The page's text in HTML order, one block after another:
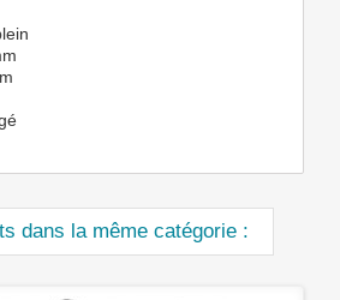
dans la même catégorie :